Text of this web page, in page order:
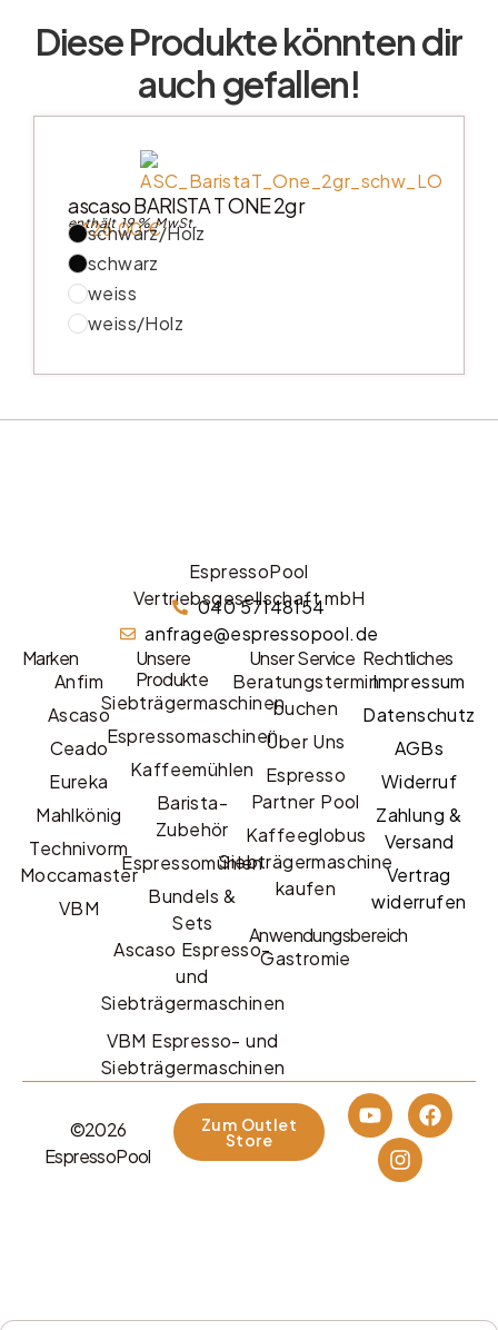
Diese Produkte könnten dir
auch gefallen!
ascaso BARISTA T ONE 2gr
6426,00€
enthält 19 % MwSt.
schwarz/Holz
schwarz
weiss
weiss/Holz
EspressoPool
Vertriebsgesellschaft mbH
040 57148154
anfrage@espressopool.de
Marken
Anfim
Ascaso
Ceado
Eureka
Mahlkönig
Technivorm
Moccamaster
VBM
Unsere
Produkte
Siebträgermaschinen
Espressomaschinen
Kaffeemühlen
Barista-
Zubehör
Espressomühlen
Bundels &
Sets
Ascaso Espresso-
und
Siebträgermaschinen
VBM Espresso- und
Siebträgermaschinen
Unser Service
Beratungstermin
buchen
Über Uns
Espresso
Partner Pool
Kaffeeglobus
Siebträgermaschine
kaufen
Anwendungsbereich
Gastromie
Rechtliches
Impressum
Datenschutz
AGBs
Widerruf
Zahlung &
Versand
Vertrag
widerrufen
©2026
EspressoPool
Zum Outlet
Store